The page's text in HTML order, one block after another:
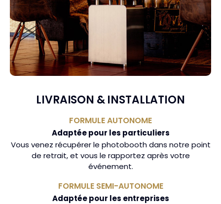
LIVRAISON & INSTALLATION
FORMULE AUTONOME
Adaptée pour les particuliers
Vous venez récupérer le photobooth dans notre point
de retrait, et vous le rapportez après votre
événement.
FORMULE SEMI-AUTONOME
Adaptée pour les entreprises